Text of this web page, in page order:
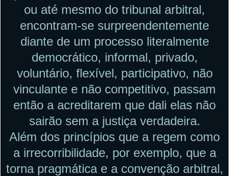
ou até mesmo do tribunal arbitral,
encontram-se surpreendentemente
diante de um processo literalmente
democrático, informal, privado,
voluntário, flexível, participativo, não
vinculante e não competitivo, passam
então a acreditarem que dali elas não
sairão sem a justiça verdadeira.
Além dos princípios que a regem como
a irrecorribilidade, por exemplo, que a
torna pragmática e a convenção arbitral,